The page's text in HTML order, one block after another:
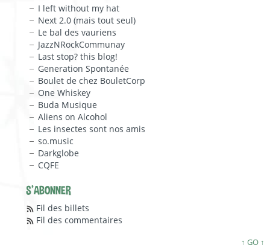
I left without my hat
Next 2.0 (mais tout seul)
Le bal des vauriens
JazzNRockCommunay
Last stop? this blog!
Generation Spontanée
Boulet de chez BouletCorp
One Whiskey
Buda Musique
Aliens on Alcohol
Les insectes sont nos amis
so.music
Darkglobe
CQFE
S'ABONNER
Fil des billets
Fil des commentaires
↑ GO ↑